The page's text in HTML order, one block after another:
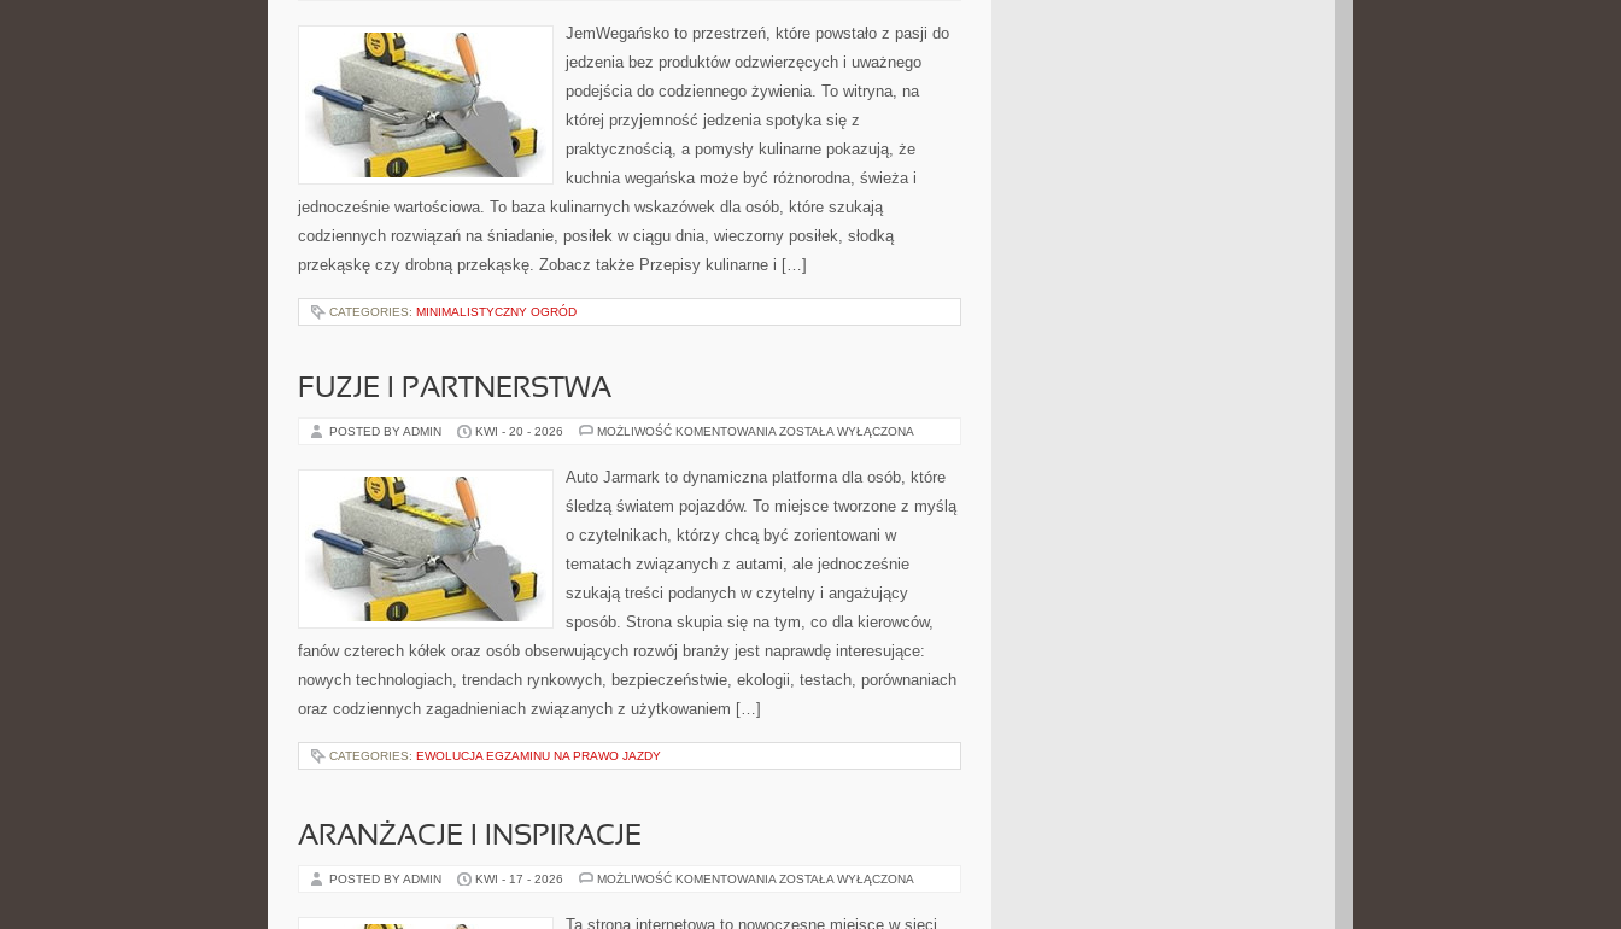
FIT
JemWegańsko to przestrzeń, które powstało z pasji do
jedzenia bez produktów odzwierzęcych i uważnego
podejścia do codziennego żywienia. To witryna, na
której przyjemność jedzenia spotyka się z
praktycznością, a pomysły kulinarne pokazują, że
kuchnia wegańska może być różnorodna, świeża i
jednocześnie wartościowa. To baza kulinarnych wskazówek dla osób, które szukają
codziennych rozwiązań na śniadanie, posiłek w ciągu dnia, wieczorny posiłek, słodką
przekąskę czy drobną przekąskę. Zobacz także Przepisy kulinarne i […]
CATEGORIES: MINIMALISTYCZNY OGRÓD
FUZJE I PARTNERSTWA
POSTED BY ADMIN KWI - 20 - 2026 MOŻLIWOŚĆ KOMENTOWANIA FUZJE
ZOSTAŁA WYŁĄCZONA
Auto Jarmark to dynamiczna platforma dla osób, które
śledzą światem pojazdów. To miejsce tworzone z myślą
o czytelnikach, którzy chcą być zorientowani w
tematach związanych z autami, ale jednocześnie
szukają treści podanych w czytelny i angażujący
sposób. Strona skupia się na tym, co dla kierowców,
fanów czterech kółek oraz osób obserwujących rozwój branży jest naprawdę interesujące:
nowych technologiach, trendach rynkowych, bezpieczeństwie, ekologii, testach, porównaniach
oraz codziennych zagadnieniach związanych z użytkowaniem […]
CATEGORIES: EWOLUCJA EGZAMINU NA PRAWO JAZDY
ARANŻACJE I INSPIRACJE
POSTED BY ADMIN KWI - 17 - 2026 MOŻLIWOŚĆ KOMENTOWANIA ARANŻACJE
ZOSTAŁA WYŁĄCZONA
Ta strona internetowa to nowoczesne miejsce w sieci